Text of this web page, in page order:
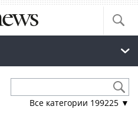
Все категории 199225 ▼